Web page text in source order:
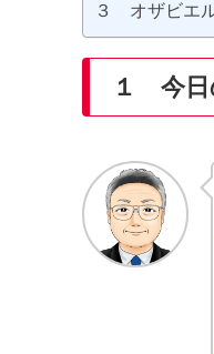
３ オザビエ
１ 今日